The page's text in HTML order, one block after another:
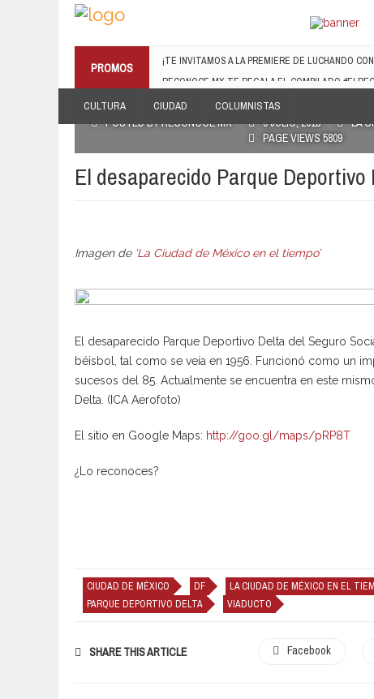
PROMOS ¡TE INVITAMOS A LA PREMIERE DE LUCHANDO
13 MARZO, 2019
RECONOCE MX TE REGALA EL COMPILADO
CULTURA CIUDAD COLUMNISTAS
POSTED BY RECONOCE MX 9 JULIO, 2013
LA
PAGE VIEWS 5809
El desaparecido Parque Deportivo
Imagen de ‘La Ciudad de México en el tiempo’
El desaparecido Parque Deportivo Delta del Seguro
béisbol, tal como se veía en 1956. Funcionó como un
sucesos del 85. Actualmente se encuentra en este
Delta. (ICA Aerofoto)
El sitio en Google Maps: http://goo.gl/maps/pRP8T
¿Lo reconoces?
CIUDAD DE MÉXICO DF LA CIUDAD DE MÉXICO EN EL
PARQUE DEPORTIVO DELTA
VIADUCTO
SHARE THIS ARTICLE Facebook